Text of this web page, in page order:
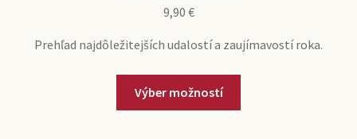
9,90 €
Prehľad najdôležitejších udalostí a zaujímavostí roka.
Výber možností